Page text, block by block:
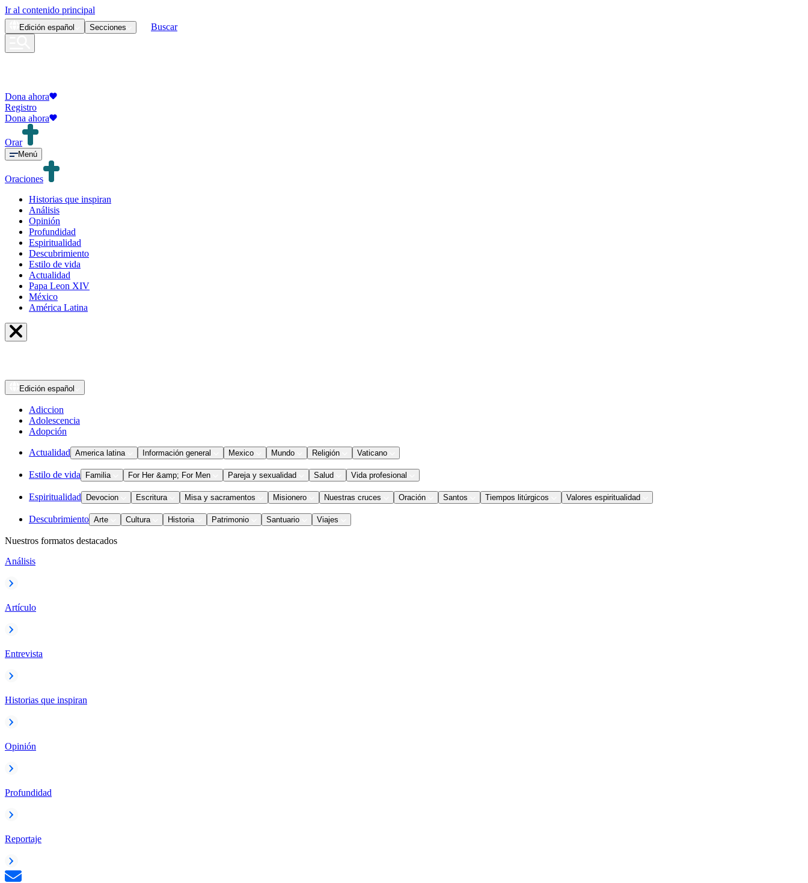
Ir al contenido principal
Edición español Secciones Buscar
Dona ahora
Registro
Dona ahora
Orar
Menú
Oraciones
Historias que inspiran
Análisis
Opinión
Profundidad
Espiritualidad
Descubrimiento
Estilo de vida
Actualidad
Papa Leon XIV
México
América Latina
Edición español
Adiccion
Adolescencia
Adopción
Actualidad America latina Información general Mexico Mundo Religión Vaticano
Estilo de vida Familia For Her &amp; For Men Pareja y sexualidad Salud Vida profesional
Espiritualidad Devocion Escritura Misa y sacramentos Misionero Nuestras cruces Oración Santos Tiempos litúrgicos Valores espiritualidad
Descubrimiento Arte Cultura Historia Patrimonio Santuario Viajes
Nuestros formatos destacados
Análisis
Artículo
Entrevista
Historias que inspiran
Opinión
Profundidad
Reportaje